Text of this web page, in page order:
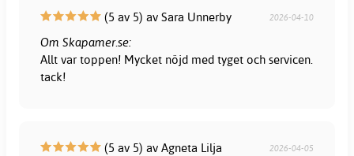
(5 av 5) av Sara Unnerby 2026-04-10
Om Skapamer.se:
Allt var toppen! Mycket nöjd med tyget och servicen.
tack!
(5 av 5) av Agneta Lilja 2026-04-05